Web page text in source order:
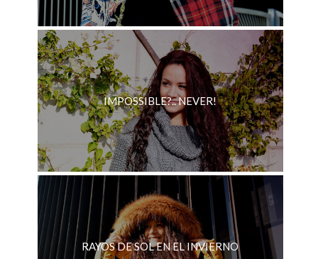
IMPOSSIBLE?.. NEVER!
RAYOS DE SOL EN EL INVIERNO